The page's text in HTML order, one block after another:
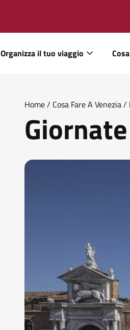
Organizza il tuo viaggio
Home/ Cosa Fare A Venezia/